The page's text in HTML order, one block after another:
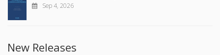
Sep 4, 2026
New Releases